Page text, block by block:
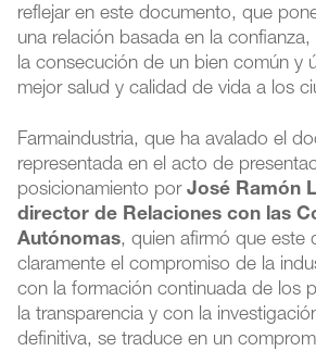
reflejar en este documento, que
una relación basada en la
la consecución de un bien común y
mejor salud y calidad de vida a los
Farmaindustria, que ha avalado el
representada en el acto de
posicionamiento porJosé Ramón
director de Relaciones con las
Autónomas, quien afirmó que este
claramente el compromiso de la
con la formación continuada de los
la transparencia y con la
definitiva, se traduce en un